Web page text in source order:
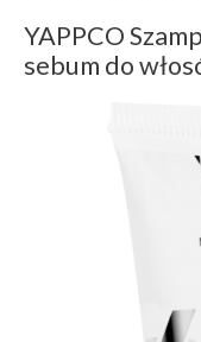
YAPPCO
sebum do